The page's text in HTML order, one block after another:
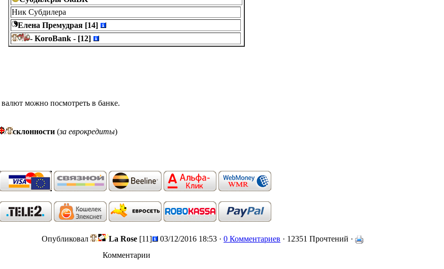
Ник Субдилера
Елена Премудрая [14]
- KoroBank - [12]
валют можно посмотреть в банке.
/ склонности (за еврокредиты)
Опубликовал La Rose [11] 03/12/2016 18:53 · 0 Комментариев · 12351 Прочтений ·
Комментарии